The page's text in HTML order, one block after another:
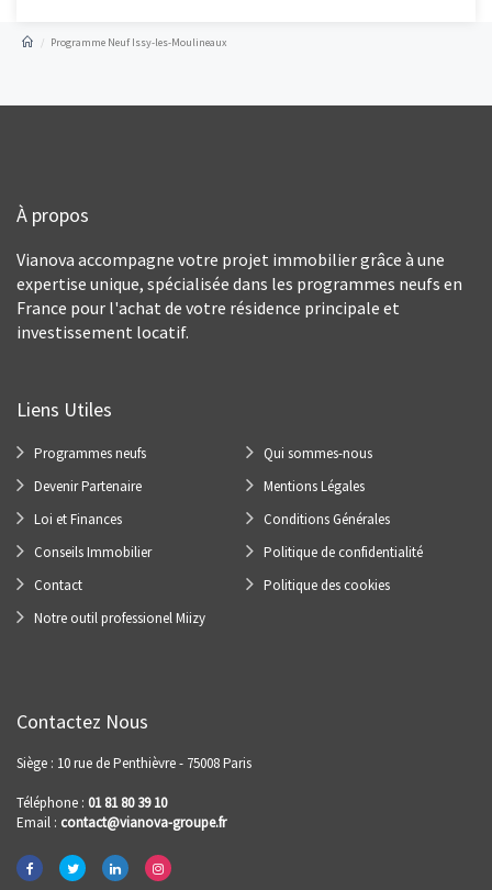
Programme Neuf Issy-les-Moulineaux
À propos
Vianova accompagne votre projet immobilier grâce à une
expertise unique, spécialisée dans les programmes neufs en
France pour l'achat de votre résidence principale et
investissement locatif.
Liens Utiles
Programmes neufs
Devenir Partenaire
Loi et Finances
Conseils Immobilier
Contact
Notre outil professionel Miizy
Qui sommes-nous
Mentions Légales
Conditions Générales
Politique de confidentialité
Politique des cookies
Contactez Nous
Siège : 10 rue de Penthièvre - 75008 Paris
Téléphone : 01 81 80 39 10
Email : contact@vianova-groupe.fr